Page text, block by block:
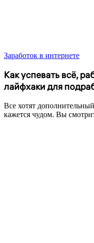
Заработок в интернете
Как успевать всё,
лайфхаки для
Все хотят
кажется чудом. Вы